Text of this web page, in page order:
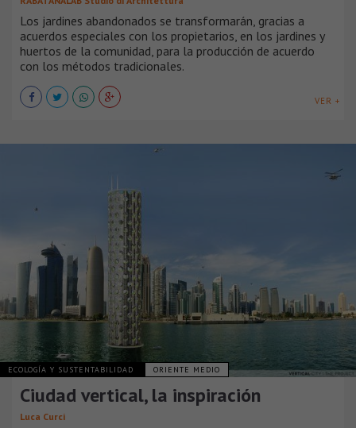
Los jardines abandonados se transformarán, gracias a
acuerdos especiales con los propietarios, en los jardines y
huertos de la comunidad, para la producción de acuerdo
con los métodos tradicionales.
VER +
ECOLOGÍA Y SUSTENTABILIDAD ORIENTE MEDIO
Ciudad vertical, la inspiración
Luca Curci